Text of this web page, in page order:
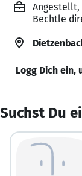
Bechtle
Logg Dich ein,
Suchst Du